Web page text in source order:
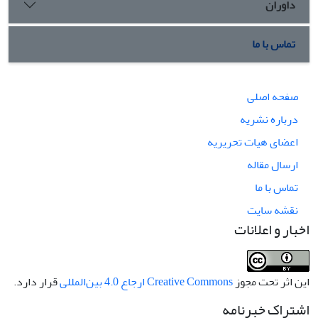
داوران
تماس با ما
صفحه اصلی
درباره نشریه
اعضای هیات تحریریه
ارسال مقاله
تماس با ما
نقشه سایت
اخبار و اعلانات
این اثر تحت مجوز Creative Commons ارجاع 4.0 بین‌المللی قرار دارد.
اشتراک خبرنامه